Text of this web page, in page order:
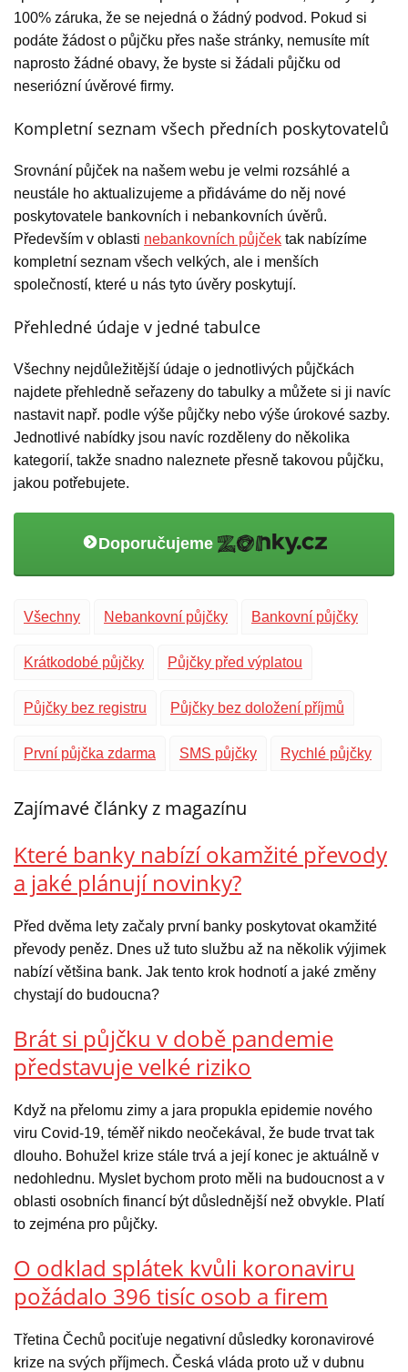
100% záruka, že se nejedná o žádný podvod. Pokud si
podáte žádost o půjčku přes naše stránky, nemusíte mít
naprosto žádné obavy, že byste si žádali půjčku od
neseriózní úvěrové firmy.
Kompletní seznam všech předních poskytovatelů
Srovnání půjček na našem webu je velmi rozsáhlé a
neustále ho aktualizujeme a přidáváme do něj nové
poskytovatele bankovních i nebankovních úvěrů.
Především v oblasti nebankovních půjček tak nabízíme
kompletní seznam všech velkých, ale i menších
společností, které u nás tyto úvěry poskytují.
Přehledné údaje v jedné tabulce
Všechny nejdůležitější údaje o jednotlivých půjčkách
najdete přehledně seřazeny do tabulky a můžete si ji navíc
nastavit např. podle výše půjčky nebo výše úrokové sazby.
Jednotlivé nabídky jsou navíc rozděleny do několika
kategorií, takže snadno naleznete přesně takovou půjčku,
jakou potřebujete.
Doporučujeme
Všechny Nebankovní půjčky Bankovní půjčky
Krátkodobé půjčky Půjčky před výplatou
Půjčky bez registru Půjčky bez doložení příjmů
První půjčka zdarma SMS půjčky Rychlé půjčky
Zajímavé články z magazínu
Které banky nabízí okamžité převody
a jaké plánují novinky?
Před dvěma lety začaly první banky poskytovat okamžité
převody peněz. Dnes už tuto službu až na několik výjimek
nabízí většina bank. Jak tento krok hodnotí a jaké změny
chystají do budoucna?
Brát si půjčku v době pandemie
představuje velké riziko
Když na přelomu zimy a jara propukla epidemie nového
viru Covid-19, téměř nikdo neočekával, že bude trvat tak
dlouho. Bohužel krize stále trvá a její konec je aktuálně v
nedohlednu. Myslet bychom proto měli na budoucnost a v
oblasti osobních financí být důslednější než obvykle. Platí
to zejména pro půjčky.
O odklad splátek kvůli koronaviru
požádalo 396 tisíc osob a firem
Třetina Čechů pociťuje negativní důsledky koronavirové
krize na svých příjmech. Česká vláda proto už v dubnu